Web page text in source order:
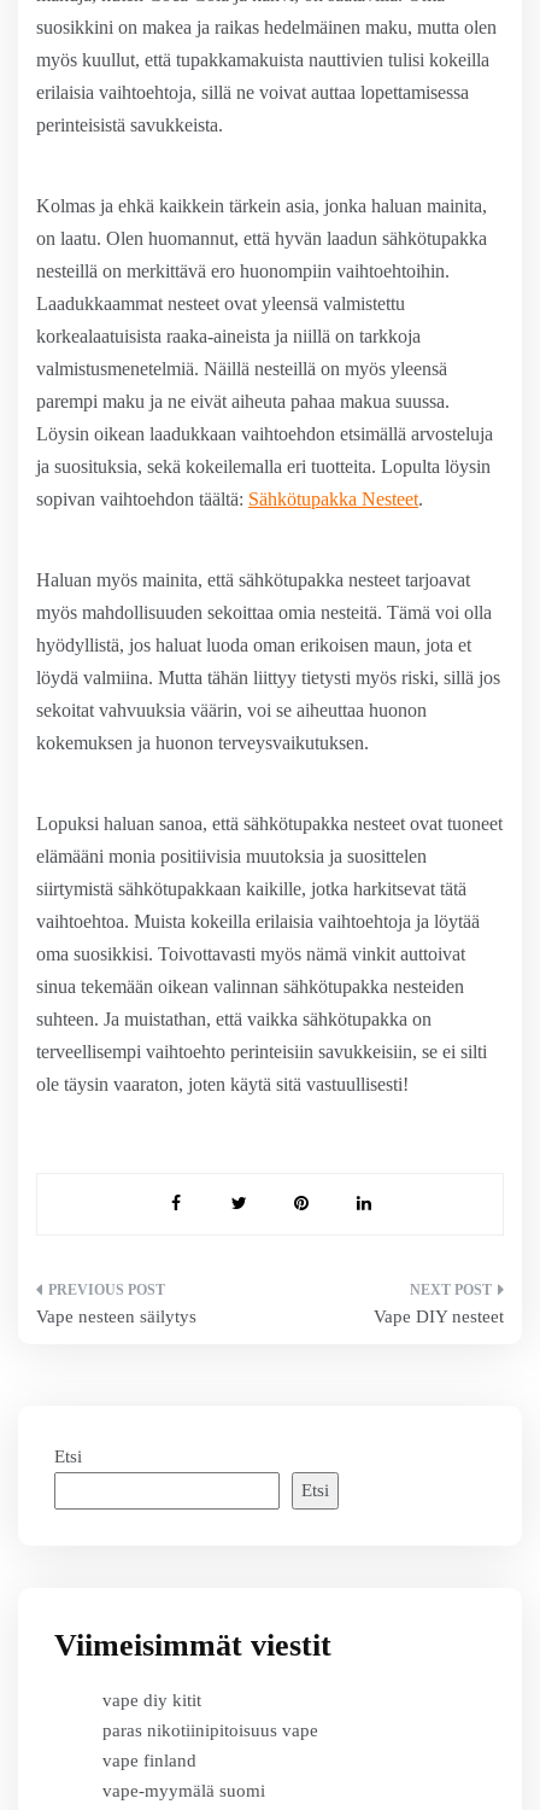
suosikkini on makea ja raikas hedelmäinen maku, mutta olen
myös kuullut, että tupakkamakuista nauttivien tulisi kokeilla
erilaisia vaihtoehtoja, sillä ne voivat auttaa lopettamisessa
perinteisistä savukkeista.
Kolmas ja ehkä kaikkein tärkein asia, jonka haluan mainita,
on laatu. Olen huomannut, että hyvän laadun sähkötupakka
nesteillä on merkittävä ero huonompiin vaihtoehtoihin.
Laadukkaammat nesteet ovat yleensä valmistettu
korkealaatuisista raaka-aineista ja niillä on tarkkoja
valmistusmenetelmiä. Näillä nesteillä on myös yleensä
parempi maku ja ne eivät aiheuta pahaa makua suussa.
Löysin oikean laadukkaan vaihtoehdon etsimällä arvosteluja
ja suosituksia, sekä kokeilemalla eri tuotteita. Lopulta löysin
sopivan vaihtoehdon täältä: Sähkötupakka Nesteet.
Haluan myös mainita, että sähkötupakka nesteet tarjoavat
myös mahdollisuuden sekoittaa omia nesteitä. Tämä voi olla
hyödyllistä, jos haluat luoda oman erikoisen maun, jota et
löydä valmiina. Mutta tähän liittyy tietysti myös riski, sillä jos
sekoitat vahvuuksia väärin, voi se aiheuttaa huonon
kokemuksen ja huonon terveysvaikutuksen.
Lopuksi haluan sanoa, että sähkötupakka nesteet ovat tuoneet
elämääni monia positiivisia muutoksia ja suosittelen
siirtymistä sähkötupakkaan kaikille, jotka harkitsevat tätä
vaihtoehtoa. Muista kokeilla erilaisia vaihtoehtoja ja löytää
oma suosikkisi. Toivottavasti myös nämä vinkit auttoivat
sinua tekemään oikean valinnan sähkötupakka nesteiden
suhteen. Ja muistathan, että vaikka sähkötupakka on
terveellisempi vaihtoehto perinteisiin savukkeisiin, se ei silti
ole täysin vaaraton, joten käytä sitä vastuullisesti!
Artikkelien
Vape nesteen säilytys Vape DIY nesteet
Etsi
Etsi
Viimeisimmät viestit
vape diy kitit
paras nikotiinipitoisuus vape
vape finland
vape-myymälä suomi